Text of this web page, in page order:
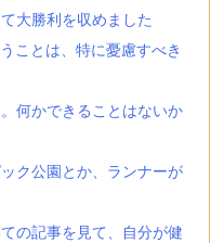
大勝利を収めました
ことは、特に憂慮すべき
何かできることはないか
ク公園とか、ランナーが
の記事を見て、自分が健